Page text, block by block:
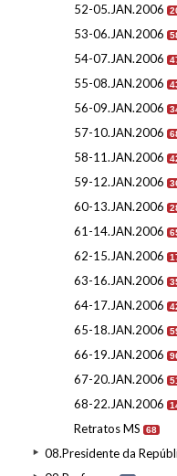
52-05.JAN.2006
53-06.JAN.2006
54-07.JAN.2006
55-08.JAN.2006
56-09.JAN.2006
57-10.JAN.2006
58-11.JAN.2006
59-12.JAN.2006
60-13.JAN.2006
61-14.JAN.2006
62-15.JAN.2006
63-16.JAN.2006
64-17.JAN.2006
65-18.JAN.2006
66-19.JAN.2006
67-20.JAN.2006
68-22.JAN.2006
Retratos MS 68
08.Presidente da